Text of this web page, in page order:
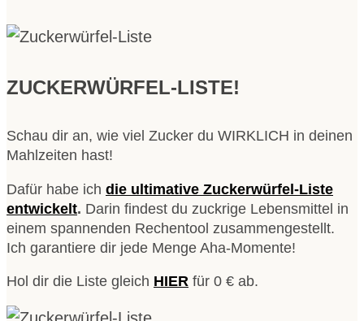
ZUCKERWÜRFEL-LISTE!
Schau dir an, wie viel Zucker du WIRKLICH in deinen
Mahlzeiten hast!
Dafür habe ich die ultimative Zuckerwürfel-Liste
entwickelt. Darin findest du zuckrige Lebensmittel in
einem spannenden Rechentool zusammengestellt.
Ich garantiere dir jede Menge Aha-Momente!
Hol dir die Liste gleich HIER für 0 € ab.